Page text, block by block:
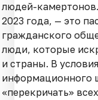
людей-
2023 года, — это
гражданского
люди, которые
и страны. В
информационного
«перекричать»